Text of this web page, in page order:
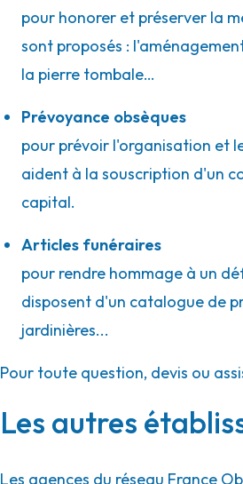
pour honorer et préserver la
sont proposés :
la pierre tombale…
Prévoyance obsèques
pour prévoir l'organisation et
aident à la souscription d'un
capital.
Articles funéraires
pour rendre hommage à un
disposent d'un catalogue de
jardinières...
Pour toute question, devis ou
Les autres
Les agences du réseau France